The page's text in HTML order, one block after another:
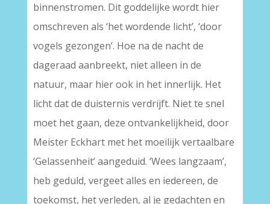
binnenstromen. Dit goddelijke wordt hier
omschreven als ‘het wordende licht’, ‘door
vogels gezongen’. Hoe na de nacht de
dageraad aanbreekt, niet alleen in de
natuur, maar hier ook in het innerlijk. Het
licht dat de duisternis verdrijft. Niet te snel
moet het gaan, deze ontvankelijkheid, door
Meister Eckhart met het moeilijk vertaalbare
‘Gelassenheit’ aangeduid. ‘Wees langzaam’,
heb geduld, vergeet alles en iedereen, de
toekomst, het verleden, al je gedachten en